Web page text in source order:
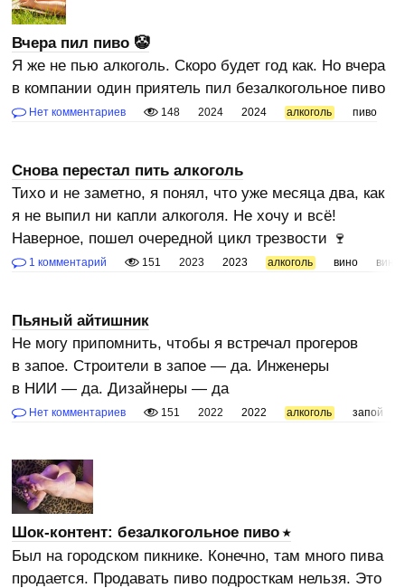
Вчера пил пиво 🤡
Я же не пью алкоголь. Скоро будет год как. Но вчера
в компании один приятель пил безалкогольное пиво
Нет комментариев 148 2024 2024 алкоголь пиво
Снова перестал пить алкоголь
Тихо и не заметно, я понял, что уже месяца два, как
я не выпил ни капли алкоголя. Не хочу и всё!
Наверное, пошел очередной цикл трезвости 🍷
1 комментарий 151 2023 2023 алкоголь вино
Пьяный айтишник
Не могу припомнить, чтобы я встречал прогеров
в запое. Строители в запое — да. Инженеры
в НИИ — да. Дизайнеры — да
Нет комментариев 151 2022 2022 алкоголь запой
Шок-контент: безалкогольное пиво
Был на городском пикнике. Конечно, там много пива
продается. Продавать пиво подросткам нельзя. Это